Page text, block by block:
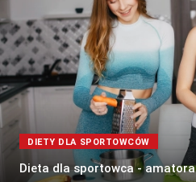
DIETY DLA SPORTOWCÓW
Dieta dla sportowca - amatora